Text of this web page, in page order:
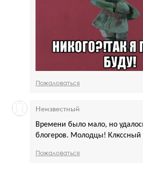
Пожаловаться
Времени было мало, но
блогеров. Молодцы! Клкссный
Неизвестный
Пожаловаться